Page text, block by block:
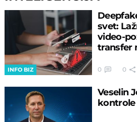
INFO BIZ
svet:
video-
transfer
0 0
Veselin
kontrole